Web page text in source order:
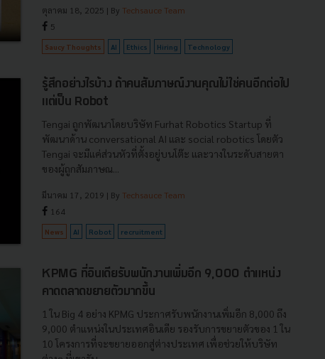
ตุลาคม 18, 2025 | By Techsauce Team
5
Saucy Thoughts AI Ethics Hiring Technology
รู้สึกอย่างไรบ้าง ถ้าคนสัมภาษณ์งานคุณไม่ใช่คนอีกต่อไป
แต่เป็น Robot
Tengai ถูกพัฒนาโดยบริษัท Furhat Robotics Startup ที่
พัฒนาด้าน conversational AI และ social robotics โดยตัว
Tengai จะมีแค่ส่วนหัวที่ตั้งอยู่บนโต๊ะ และวางในระดับสายตา
ของผู้ถูกสัมภาษณ...
มีนาคม 17, 2019 | By Techsauce Team
164
News AI Robot recruitment
KPMG ที่อินเดียรับพนักงานเพิ่มอีก 9,000 ตำแหน่ง
คาดตลาดขยายตัวมากขึ้น
1 ใน Big 4 อย่าง KPMG ประกาศรับพนักงานเพิ่มอีก 8,000 ถึง
9,000 ตำแหน่งในประเทศอินเดีย รองรับการขยายตัวของ 1 ใน
10 โครงการที่จะขยายออกสู่ต่างประเทศ เพื่อช่วยให้บริษัท